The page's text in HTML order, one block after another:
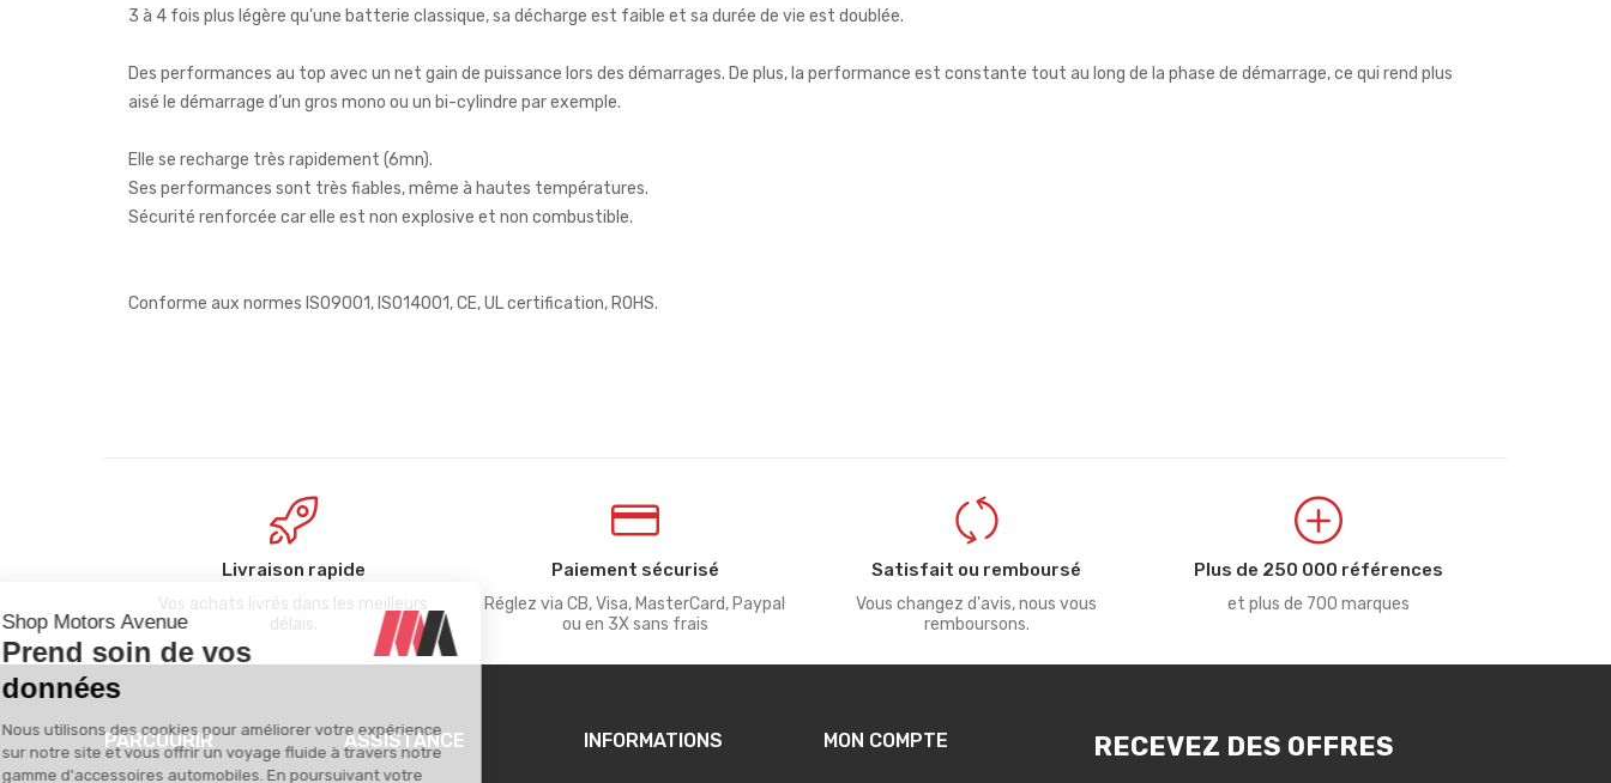
3 à 4 fois plus légère qu’une batterie classique, sa décharge est faible et sa durée de vie est doublée.
Des performances au top avec un net gain de puissance lors des démarrages. De plus, la performance est constante tout au long de la phase de démarrage, ce qui rend plus
aisé le démarrage d’un gros mono ou un bi-cylindre par exemple.
Elle se recharge très rapidement (6mn).
Ses performances sont très fiables, même à hautes températures.
Sécurité renforcée car elle est non explosive et non combustible.
Conforme aux normes ISO9001, ISO14001, CE, UL certification, ROHS.
Livraison rapide
Vos achats livrés dans les meilleurs
délais.
Paiement sécurisé
Réglez via CB, Visa, MasterCard, Paypal
ou en 3X sans frais
Satisfait ou remboursé
Vous changez d'avis, nous vous
remboursons.
Plus de 250 000 références
et plus de 700 marques
PARCOURIR ASSISTANCE INFORMATIONS MON COMPTE RECEVEZ DES OFFRES